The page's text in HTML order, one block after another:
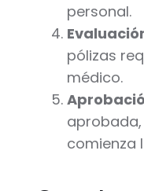
personal.
pólizas
médico.
comienza